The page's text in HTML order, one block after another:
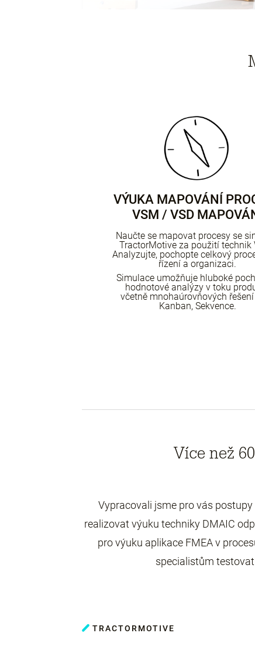
VÝUKA MAPOVÁNÍ
VSM / VSD
Naučte se mapovat procesy se
TractorMotive za použití technik
Analyzujte, pochopte celkový
řízení a organizaci.
Simulace umožňuje hluboké
hodnotové analýzy v toku
včetně mnohaúrovňových řešení
Kanban, Sekvence.
Více než
Vypracovali jsme pro vás
realizovat výuku techniky DMAIC
pro výuku aplikace FMEA v
specialistům
TRACTORMOTIVE